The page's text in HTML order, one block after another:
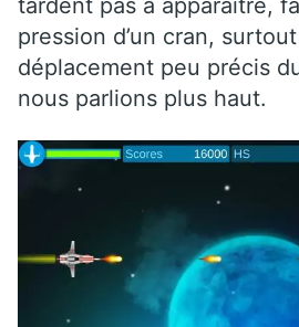
tardent pas à apparaître,
pression d’un cran,
déplacement peu précis
nous parlions plus haut.